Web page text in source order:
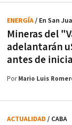
Mineras del
adelantarán
antes de
ENERGÍA/ En San
PorMario Luis
ACTUALIDAD / CABA